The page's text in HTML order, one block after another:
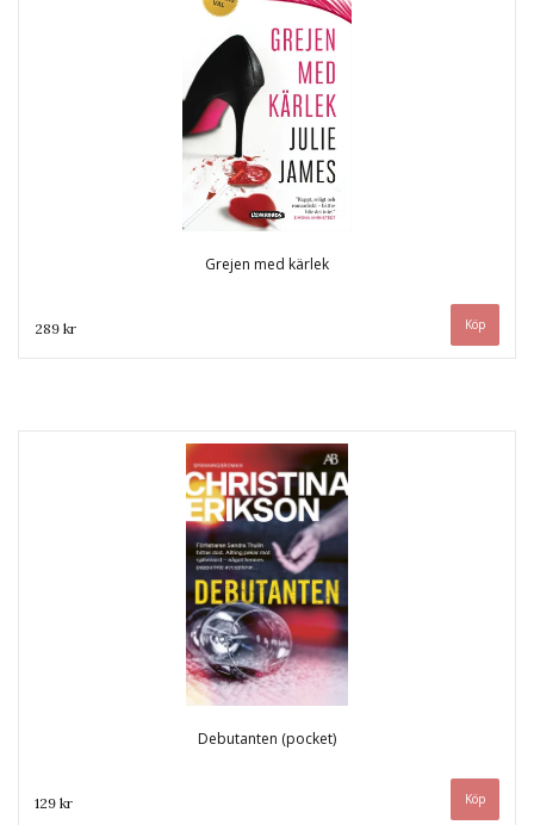
Grejen med kärlek
289 kr
Debutanten (pocket)
129 kr